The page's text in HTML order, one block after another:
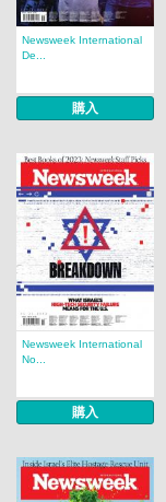
Newsweek International
De...
購入
Newsweek International
No...
購入